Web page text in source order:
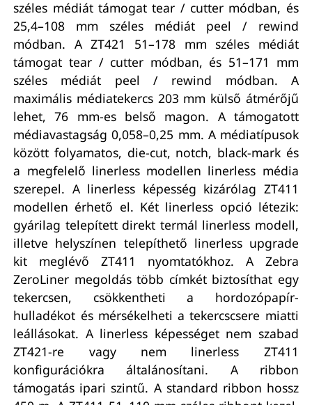
széles médiát támogat tear / cutter módban, és
25,4–108 mm széles médiát peel / rewind
módban. A ZT421 51–178 mm széles médiát
támogat tear / cutter módban, és 51–171 mm
széles médiát peel / rewind módban. A
maximális médiatekercs 203 mm külső átmérőjű
lehet, 76 mm-es belső magon. A támogatott
médiavastagság 0,058–0,25 mm. A médiatípusok
között folyamatos, die-cut, notch, black-mark és
a megfelelő linerless modellen linerless média
szerepel. A linerless képesség kizárólag ZT411
modellen érhető el. Két linerless opció létezik:
gyárilag telepített direkt termál linerless modell,
illetve helyszínen telepíthető linerless upgrade
kit meglévő ZT411 nyomtatókhoz. A Zebra
ZeroLiner megoldás több címkét biztosíthat egy
tekercsen, csökkentheti a hordozópapír-
hulladékot és mérsékelheti a tekercscsere miatti
leállásokat. A linerless képességet nem szabad
ZT421-re vagy nem linerless ZT411
konfigurációkra általánosítani. A ribbon
támogatás ipari szintű. A standard ribbon hossz